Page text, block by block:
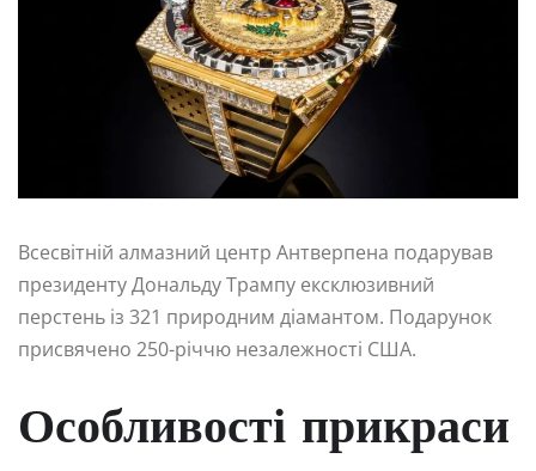
Всесвітній алмазний центр Антверпена подарував
президенту Дональду Трампу ексклюзивний
перстень із 321 природним діамантом. Подарунок
присвячено 250-річчю незалежності США.
Особливості прикраси